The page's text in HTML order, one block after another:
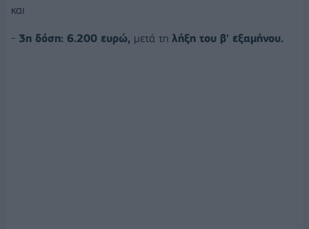
και
- 3η δόση: 6.200 ευρώ, μετά τη λήξη του β' εξαμήνου.